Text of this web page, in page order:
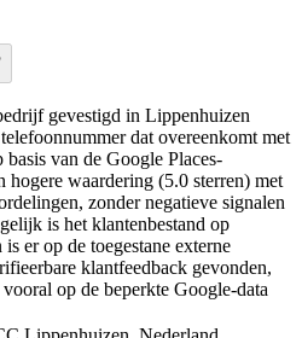
gevestigd in Lippenhuizen
dat overeenkomt met
basis van de Google Places-
waardering (5.0 sterren) met
zonder negatieve signalen
is het klantenbestand op
er op de toegestane externe
klantfeedback gevonden,
op de beperkte Google-data